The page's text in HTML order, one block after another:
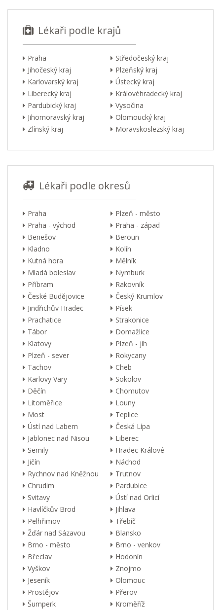
Lékaři podle krajů
Praha
Středočeský kraj
Jihočeský kraj
Plzeňský kraj
Karlovarský kraj
Ústecký kraj
Liberecký kraj
Královéhradecký kraj
Pardubický kraj
Vysočina
Jihomoravský kraj
Olomoucký kraj
Zlínský kraj
Moravskoslezský kraj
Lékaři podle okresů
Praha
Plzeň - město
Praha - východ
Praha - západ
Benešov
Beroun
Kladno
Kolín
Kutná hora
Mělník
Mladá boleslav
Nymburk
Příbram
Rakovník
České Budějovice
Český Krumlov
Jindřichův Hradec
Písek
Prachatice
Strakonice
Tábor
Domažlice
Klatovy
Plzeň - jih
Plzeň - sever
Rokycany
Tachov
Cheb
Karlovy Vary
Sokolov
Děčín
Chomutov
Litoměřice
Louny
Most
Teplice
Ústí nad Labem
Česká Lípa
Jablonec nad Nisou
Liberec
Semily
Hradec Králové
Jičín
Náchod
Rychnov nad Kněžnou
Trutnov
Chrudim
Pardubice
Svitavy
Ústí nad Orlicí
Havlíčkův Brod
Jihlava
Pelhřimov
Třebíč
Žďár nad Sázavou
Blansko
Brno - město
Brno - venkov
Břeclav
Hodonín
Vyškov
Znojmo
Jeseník
Olomouc
Prostějov
Přerov
Šumperk
Kroměříž